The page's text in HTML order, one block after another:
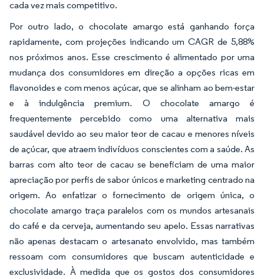
cada vez mais competitivo.
Por outro lado, o chocolate amargo está ganhando força
rapidamente, com projeções indicando um CAGR de 5,88%
nos próximos anos. Esse crescimento é alimentado por uma
mudança dos consumidores em direção a opções ricas em
flavonoides e com menos açúcar, que se alinham ao bem-estar
e à indulgência premium. O chocolate amargo é
frequentemente percebido como uma alternativa mais
saudável devido ao seu maior teor de cacau e menores níveis
de açúcar, que atraem indivíduos conscientes com a saúde. As
barras com alto teor de cacau se beneficiam de uma maior
apreciação por perfis de sabor únicos e marketing centrado na
origem. Ao enfatizar o fornecimento de origem única, o
chocolate amargo traça paralelos com os mundos artesanais
do café e da cerveja, aumentando seu apelo. Essas narrativas
não apenas destacam o artesanato envolvido, mas também
ressoam com consumidores que buscam autenticidade e
exclusividade. À medida que os gostos dos consumidores